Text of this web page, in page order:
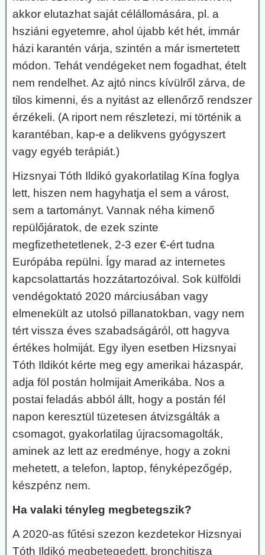
akkor elutazhat saját célállomására, pl. a
hsziáni egyetemre, ahol újabb két hét, immár
házi karantén várja, szintén a már ismertetett
módon. Tehát vendégeket nem fogadhat, ételt
nem rendelhet. Az ajtó nincs kívülről zárva, de
tilos kimenni, és a nyitást az ellenőrző rendszer
érzékeli. (A riport nem részletezi, mi történik a
karantéban, kap-e a delikvens gyógyszert
vagy egyéb terápiát.)
Hizsnyai Tóth Ildikó gyakorlatilag Kína foglya
lett, hiszen nem hagyhatja el sem a várost,
sem a tartományt. Vannak néha kimenő
repülőjáratok, de ezek szinte
megfizethetetlenek, 2-3 ezer €-ért tudna
Európába repülni. Így marad az internetes
kapcsolattartás hozzátartozóival. Sok külföldi
vendégoktató 2020 márciusában vagy
elmenekült az utolsó pillanatokban, vagy nem
tért vissza éves szabadságáról, ott hagyva
értékes holmiját. Egy ilyen esetben Hizsnyai
Tóth Ildikót kérte meg egy amerikai házaspár,
adja föl postán holmijait Amerikába. Nos a
postai feladás abból állt, hogy a postán fél
napon keresztül tüzetesen átvizsgálták a
csomagot, gyakorlatilag újracsomagolták,
aminek az lett az eredménye, hogy a zokni
mehetett, a telefon, laptop, fényképezőgép,
készpénz nem.
Ha valaki tényleg megbetegszik?
A 2020-as fűtési szezon kezdetekor Hizsnyai
Tóth Ildikó megbetegedett, bronchitisza